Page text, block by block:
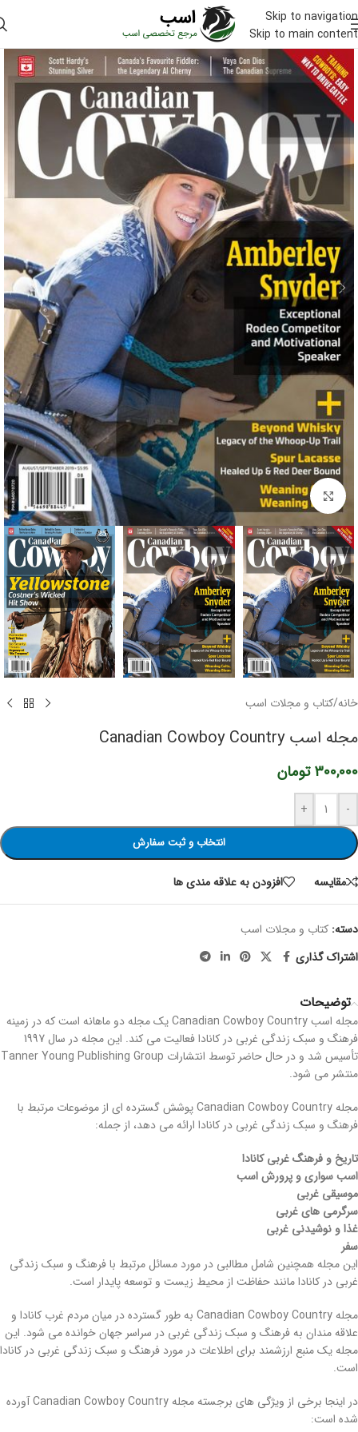
Skip to navigation
Skip to main content
برای بزرگنمایی کلیک کنید
خانه/کتاب و مجلات اسب
مجله اسب Canadian Cowboy Country
۳۰۰,۰۰۰ تومان
-
+
انتخاب و ثبت سفارش
مقایسه افزودن به علاقه مندی ها
دسته: کتاب و مجلات اسب
اشتراک گذاری
توضیحات
مجله اسب Canadian Cowboy Country یک مجله دو ماهانه است که در زمینه
فرهنگ و سبک زندگی غربی در کانادا فعالیت می کند. این مجله در سال 1997
تأسیس شد و در حال حاضر توسط انتشارات Tanner Young Publishing Group
منتشر می شود.
مجله Canadian Cowboy Country پوشش گسترده ای از موضوعات مرتبط با
فرهنگ و سبک زندگی غربی در کانادا ارائه می دهد، از جمله:
تاریخ و فرهنگ غربی کانادا
اسب سواری و پرورش اسب
موسیقی غربی
سرگرمی های غربی
غذا و نوشیدنی غربی
سفر
این مجله همچنین شامل مطالبی در مورد مسائل مرتبط با فرهنگ و سبک زندگی
غربی در کانادا مانند حفاظت از محیط زیست و توسعه پایدار است.
مجله Canadian Cowboy Country به طور گسترده در میان مردم غرب کانادا و
علاقه مندان به فرهنگ و سبک زندگی غربی در سراسر جهان خوانده می شود. این
مجله یک منبع ارزشمند برای اطلاعات در مورد فرهنگ و سبک زندگی غربی در کانادا
است.
در اینجا برخی از ویژگی های برجسته مجله Canadian Cowboy Country آورده
شده است: